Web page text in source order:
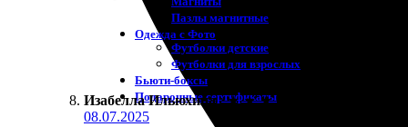
Пазлы магнитные
Одежда с Фото
Футболки детские
Футболки для взрослых
Бьюти-боксы
Подарочные сертификаты
Изабелла Ильюхина : ★ ★ ★ ★
08.07.2025